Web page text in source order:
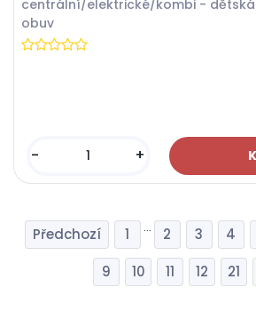
centrální/elektrické/kombi -
obuv
- +
1 ... 2 3 4
9
10 11 12 21